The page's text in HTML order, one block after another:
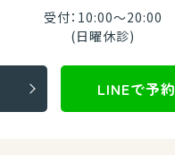
受付：10:00～20:00
(日曜休診)
LINEで予約